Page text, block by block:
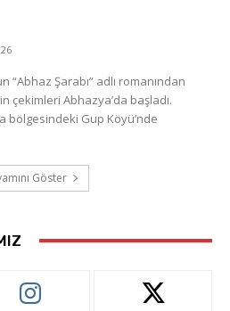
“Abhaz Şarabı” adlı romanından
çekimleri Abhazya’da başladı.
bölgesindeki Gup Köyü’nde
Göster